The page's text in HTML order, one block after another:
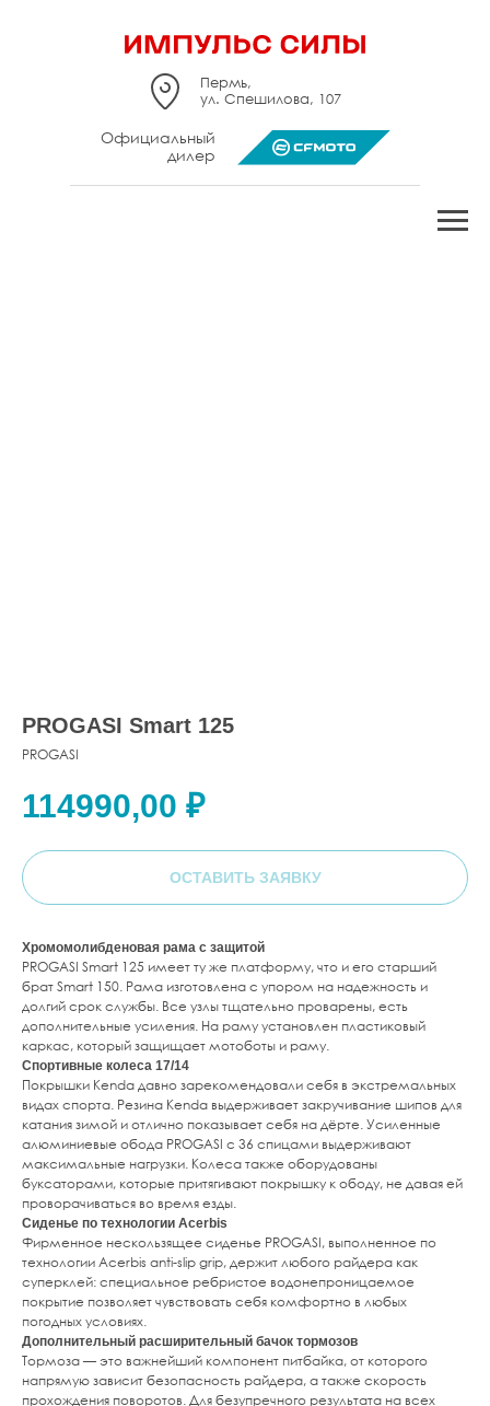
Пермь,
ул. Спешилова, 107
Официальный
дилер
PROGASI Smart 125
PROGASI
114990,00 ₽
ОСТАВИТЬ ЗАЯВКУ
Хромомолибденовая рама с защитой
PROGASI Smart 125 имеет ту же платформу, что и его старший
брат Smart 150. Рама изготовлена с упором на надежность и
долгий срок службы. Все узлы тщательно проварены, есть
дополнительные усиления. На раму установлен пластиковый
каркас, который защищает мотоботы и раму.
Спортивные колеса 17/14
Покрышки Kenda давно зарекомендовали себя в экстремальных
видах спорта. Резина Kenda выдерживает закручивание шипов для
катания зимой и отлично показывает себя на дёрте. Усиленные
алюминиевые обода PROGASI с 36 спицами выдерживают
максимальные нагрузки. Колеса также оборудованы
буксаторами, которые притягивают покрышку к ободу, не давая ей
проворачиваться во время езды.
Сиденье по технологии Acerbis
Фирменное нескользящее сиденье PROGASI, выполненное по
технологии Acerbis anti-slip grip, держит любого райдера как
суперклей: специальное ребристое водонепроницаемое
покрытие позволяет чувствовать себя комфортно в любых
погодных условиях.
Дополнительный расширительный бачок тормозов
Тормоза — это важнейший компонент питбайка, от которого
напрямую зависит безопасность райдера, а также скорость
прохождения поворотов. Для безупречного результата на всех